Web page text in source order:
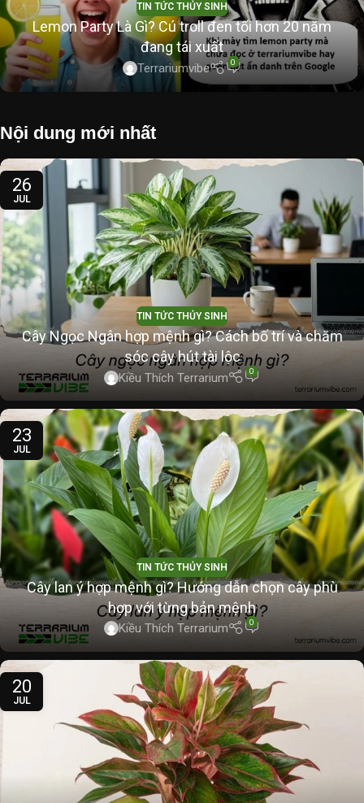
TIN TỨC THỦY SINH
Lemon Party Là Gì? Cú troll đen tối hơn 20 năm
đang tái xuất
Terrariumvibe 0
Nội dung mới nhất
26
JUL
TIN TỨC THỦY SINH
Cây Ngọc Ngân hợp mệnh gì? Cách bố trí và chăm
sóc cây hút tài lộc
Kiều Thích Terrarium 0
23
JUL
TIN TỨC THỦY SINH
Cây lan ý hợp mệnh gì? Hướng dẫn chọn cây phù
hợp với từng bản mệnh
Kiều Thích Terrarium 0
20
JUL